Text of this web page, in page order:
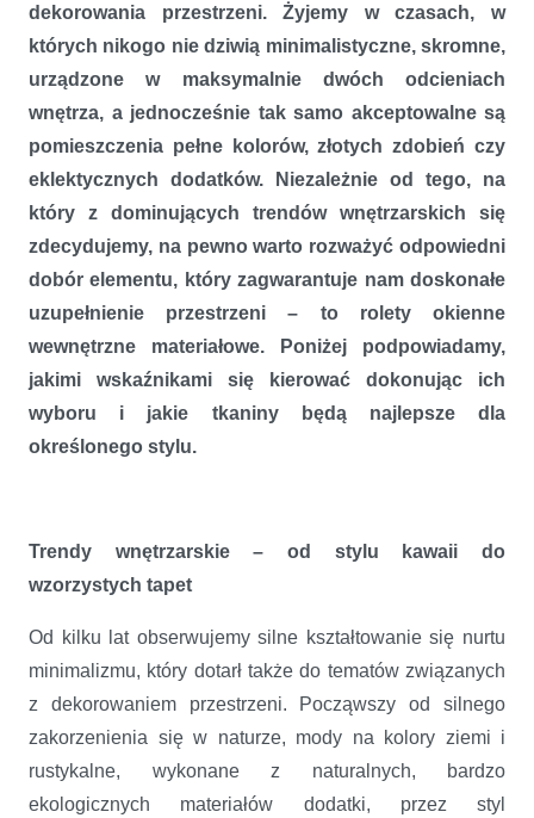
dekorowania przestrzeni. Żyjemy w czasach, w
których nikogo nie dziwią minimalistyczne, skromne,
urządzone w maksymalnie dwóch odcieniach
wnętrza, a jednocześnie tak samo akceptowalne są
pomieszczenia pełne kolorów, złotych zdobień czy
eklektycznych dodatków. Niezależnie od tego, na
który z dominujących trendów wnętrzarskich się
zdecydujemy, na pewno warto rozważyć odpowiedni
dobór elementu, który zagwarantuje nam doskonałe
uzupełnienie przestrzeni – to rolety okienne
wewnętrzne materiałowe. Poniżej podpowiadamy,
jakimi wskaźnikami się kierować dokonując ich
wyboru i jakie tkaniny będą najlepsze dla
określonego stylu.
Trendy wnętrzarskie – od stylu kawaii do
wzorzystych tapet
Od kilku lat obserwujemy silne kształtowanie się nurtu
minimalizmu, który dotarł także do tematów związanych
z dekorowaniem przestrzeni. Począwszy od silnego
zakorzenienia się w naturze, mody na kolory ziemi i
rustykalne, wykonane z naturalnych, bardzo
ekologicznych materiałów dodatki, przez styl